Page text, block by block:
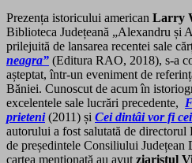
Prezența istoricului american Larry
Biblioteca Județeană „Alexandru și
prilejuită de lansarea recentei sale
neagra” (Editura RAO, 2018), s-a
așteptat, într-un eveniment de
Băniei. Cunoscut de acum în
excelentele sale lucrări precedente,
prieteni (2011) și Cei dintâi vor fi
autorului a fost salutată de
de președintele Consiliului
cartea menționată au avut ziaristul